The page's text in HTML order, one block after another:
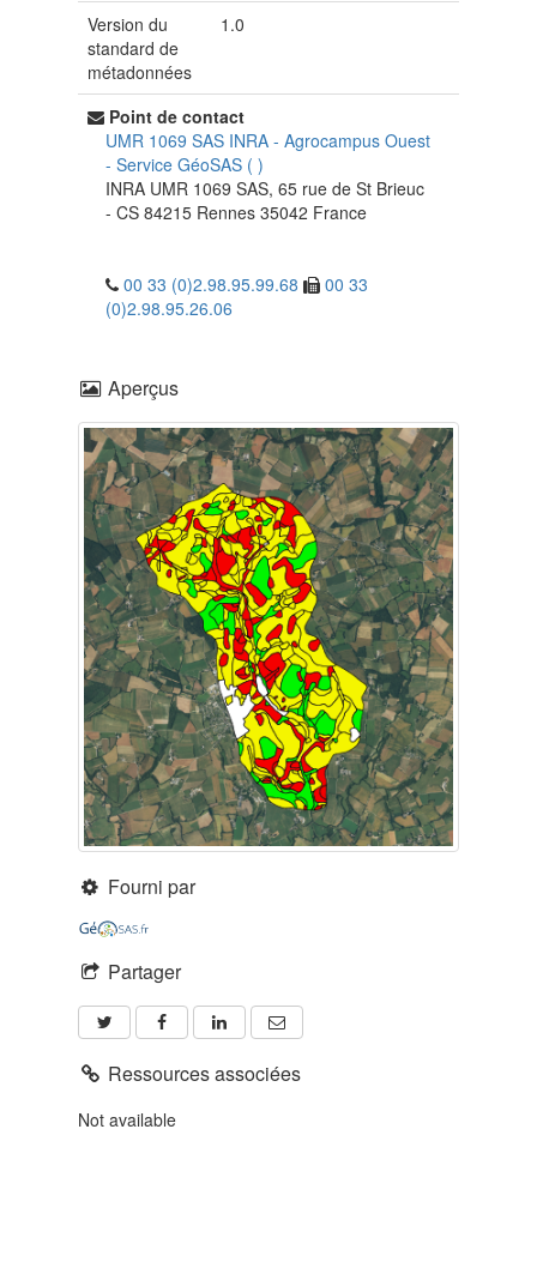
Version du
standard de
métadonnées
1.0
Point de contact
UMR 1069 SAS INRA - Agrocampus Ouest
- Service GéoSAS ( )
INRA UMR 1069 SAS, 65 rue de St Brieuc
- CS 84215 Rennes 35042 France
00 33 (0)2.98.95.99.68
00 33
(0)2.98.95.26.06
Aperçus
Fourni par
Partager
Ressources associées
Not available